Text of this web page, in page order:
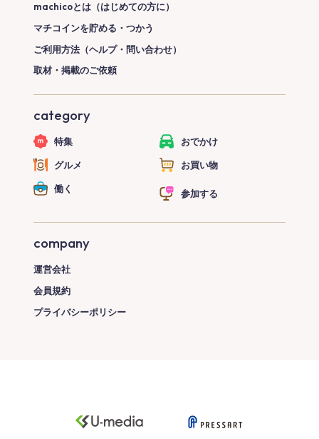
machicoとは（はじめての方に）
マチコインを貯める・つかう
ご利用方法（ヘルプ・問い合わせ）
取材・掲載のご依頼
category
特集 おでかけ
グルメ お買い物
働く 参加する
company
運営会社
会員規約
プライバシーポリシー